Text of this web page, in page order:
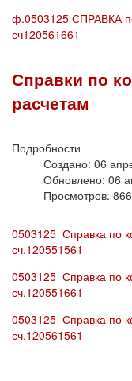
ф.0503125 СПРАВКА
сч120561661
Справки по
расчетам
Подробности
Создано: 06
Обновлено: 06
Просмотров: 866
0503125 Справка по
сч.120551561
0503125 Справка по
сч.120551661
0503125 Справка по
сч.120561561